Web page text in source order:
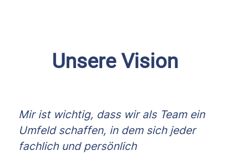
Unsere Vision
Mir ist wichtig, dass wir als Team ein
Umfeld schaffen, in dem sich jeder
fachlich und persönlich